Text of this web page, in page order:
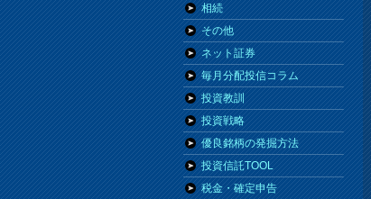
相続
その他
ネット証券
毎月分配投信コラム
投資教訓
投資戦略
優良銘柄の発掘方法
投資信託TOOL
税金・確定申告